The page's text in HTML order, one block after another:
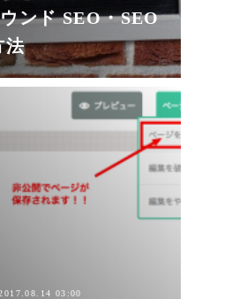
ンド SEO・SEO
法
03:00